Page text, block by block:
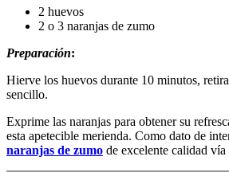
2 huevos
2 o 3 naranjas de zumo
Preparación:
Hierve los huevos durante 10 minutos,
sencillo.
Exprime las naranjas para obtener su
esta apetecible merienda. Como dato de
naranjas de zumo de excelente calidad